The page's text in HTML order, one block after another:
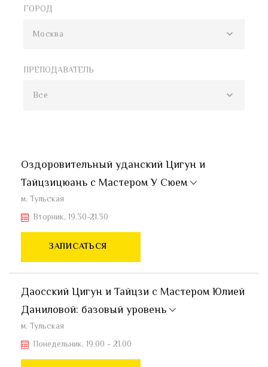
ГОРОД
Москва
ПРЕПОДАВАТЕЛЬ
Все
Оздоровительный уданский Цигун и
Тайцзицюань с Мастером У Сюем
м. Тульская
Вторник, 19.30-21.30
ЗАПИСАТЬСЯ
Даосский Цигун и Тайцзи с Мастером Юлией
Даниловой: базовый уровень
м. Тульская
Понедельник, 19.00 - 21.00